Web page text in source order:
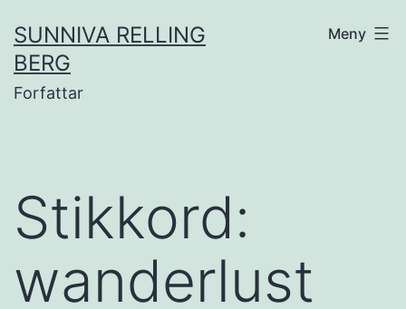
til
innhold
SUNNIVA RELLING
BERG
Forfattar
Meny
Stikkord:
wanderlust